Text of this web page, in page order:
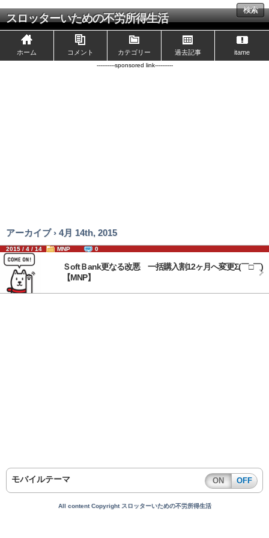
スロッターいための不労所得生活
検索
ホーム コメント カテゴリー 過去記事 itame
----------sponsored link----------
アーカイブ › 4月 14th, 2015
2015 / 4 / 14 MNP 0
ＳoftＢank更なる改悪 一括購入割12ヶ月へ変更Σ(￣□￣)
【MNP】
モバイルテーマ ON OFF
All content Copyright スロッターいための不労所得生活